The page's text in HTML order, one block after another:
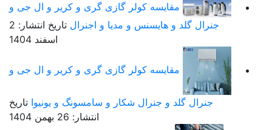
مقایسه کولر گازی گری و کریر و ال جی و
جنرال گلد و هایسنس و مدیا و اجنرال
تاریخ انتشار: 2
مقایسه کولر گازی گری و کریر و ال جی و
جنرال گلد و جنرال شکار و سامسونگ و یونیوا تاریخ
انتشار: 26 بهمن 1404